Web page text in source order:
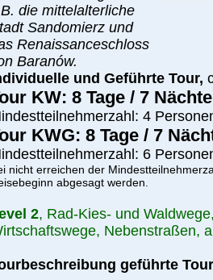
die mittelalterliche
Sandomierz und
Renaissanceschloss
Baranów.
dividuelle und Geführte Tour,
KW: 8 Tage / 7 Nächte
4
KWG: 8 Tage / 7
6
nicht erreichen der
abgesagt werden.
2, Rad-Kies- und
Nebenstraßen,
geführte